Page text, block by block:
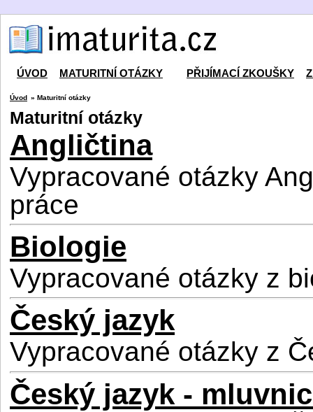
ÚVOD MATURITNÍ OTÁZKY PŘIJÍMACÍ ZKOUŠKY
Úvod » Maturitní otázky
Maturitní otázky
Angličtina
Vypracované otázky
práce
Biologie
Vypracované otázky z
Český jazyk
Vypracované otázky z
Český jazyk -